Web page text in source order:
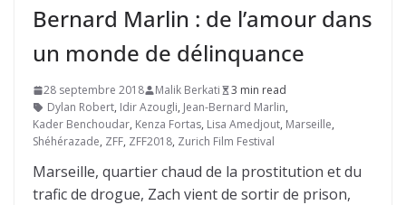
Bernard Marlin : de l’amour dans
un monde de délinquance
28 septembre 2018 Malik Berkati
3 min read
Dylan Robert, Idir Azougli, Jean-Bernard Marlin,
Kader Benchoudar, Kenza Fortas, Lisa Amedjout, Marseille,
Shéhérazade, ZFF, ZFF2018, Zurich Film Festival
Marseille, quartier chaud de la prostitution et du
trafic de drogue, Zach vient de sortir de prison,